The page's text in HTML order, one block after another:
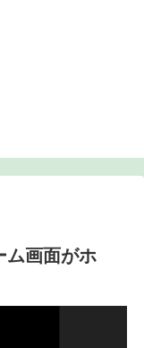
ム画面がホ